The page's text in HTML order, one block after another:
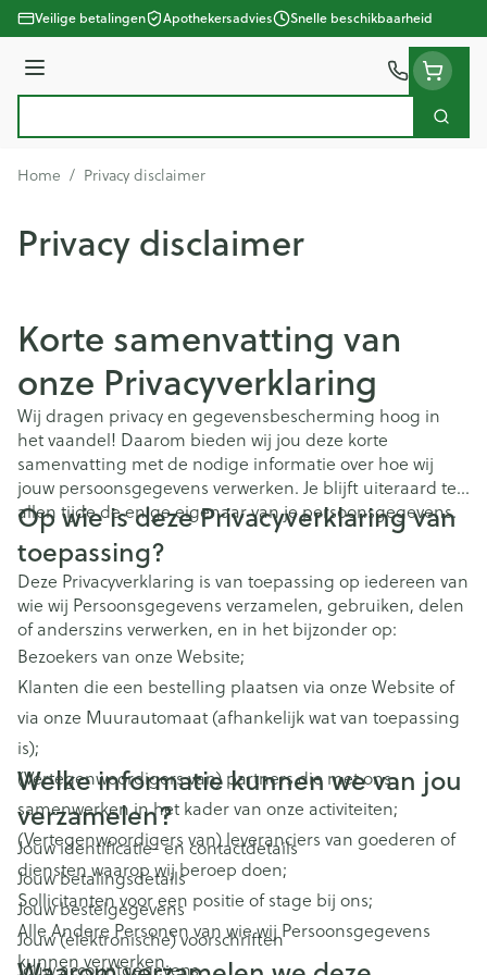
Ga naar de inhoud
Veilige betalingen Apothekersadvies Snelle beschikbaarheid
Menu
Zoek
Home / Privacy disclaimer
Privacy disclaimer
Korte samenvatting van
onze Privacyverklaring
Wij dragen privacy en gegevensbescherming hoog in
het vaandel! Daarom bieden wij jou deze korte
samenvatting met de nodige informatie over hoe wij
jouw persoonsgegevens verwerken. Je blijft uiteraard ten
allen tijde de enige eigenaar van je persoonsgegevens.
Op wie is deze Privacyverklaring van
toepassing?
Deze Privacyverklaring is van toepassing op iedereen van
wie wij Persoonsgegevens verzamelen, gebruiken, delen
of anderszins verwerken, en in het bijzonder op:
Bezoekers van onze Website;
Klanten die een bestelling plaatsen via onze Website of
via onze Muurautomaat (afhankelijk wat van toepassing
is);
(Vertegenwoordigers van) partners die met ons
samenwerken in het kader van onze activiteiten;
(Vertegenwoordigers van) leveranciers van goederen of
diensten waarop wij beroep doen;
Sollicitanten voor een positie of stage bij ons;
Alle Andere Personen van wie wij Persoonsgegevens
kunnen verwerken.
Welke informatie kunnen we van jou
verzamelen?
Jouw identificatie- en contactdetails
Jouw betalingsdetails
Jouw bestelgegevens
Jouw (elektronische) voorschriften
Jouw accountgegevens